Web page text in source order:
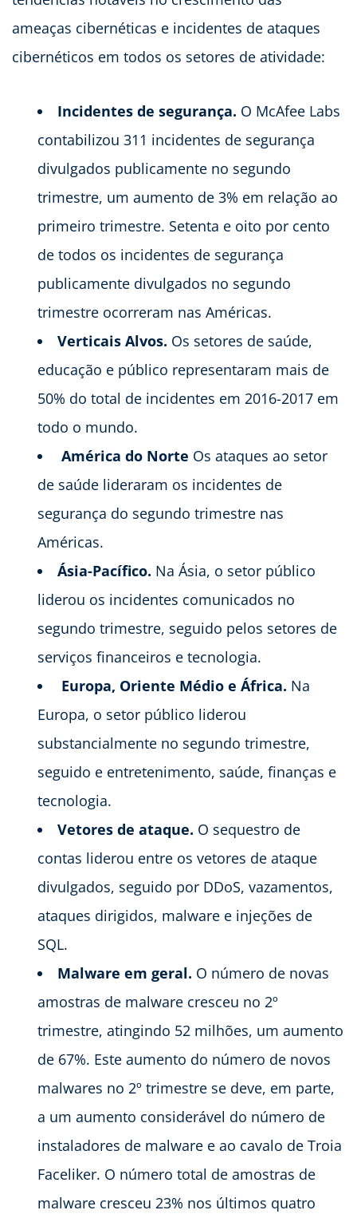
ameaças cibernéticas e incidentes de ataques
cibernéticos em todos os setores de atividade:
Incidentes de segurança. O McAfee Labs
contabilizou 311 incidentes de segurança
divulgados publicamente no segundo
trimestre, um aumento de 3% em relação ao
primeiro trimestre. Setenta e oito por cento
de todos os incidentes de segurança
publicamente divulgados no segundo
trimestre ocorreram nas Américas.
Verticais Alvos. Os setores de saúde,
educação e público representaram mais de
50% do total de incidentes em 2016-2017 em
todo o mundo.
América do Norte Os ataques ao setor
de saúde lideraram os incidentes de
segurança do segundo trimestre nas
Américas.
Ásia-Pacífico. Na Ásia, o setor público
liderou os incidentes comunicados no
segundo trimestre, seguido pelos setores de
serviços financeiros e tecnologia.
Europa, Oriente Médio e África. Na
Europa, o setor público liderou
substancialmente no segundo trimestre,
seguido e entretenimento, saúde, finanças e
tecnologia.
Vetores de ataque. O sequestro de
contas liderou entre os vetores de ataque
divulgados, seguido por DDoS, vazamentos,
ataques dirigidos, malware e injeções de
SQL.
Malware em geral. O número de novas
amostras de malware cresceu no 2º
trimestre, atingindo 52 milhões, um aumento
de 67%. Este aumento do número de novos
malwares no 2º trimestre se deve, em parte,
a um aumento considerável do número de
instaladores de malware e ao cavalo de Troia
Faceliker. O número total de amostras de
malware cresceu 23% nos últimos quatro